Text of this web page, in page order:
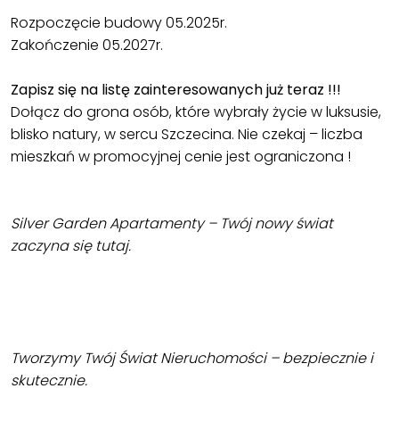
Rozpoczęcie budowy 05.2025r.
Zakończenie 05.2027r.
Zapisz się na listę zainteresowanych już teraz !!!
Dołącz do grona osób, które wybrały życie w luksusie,
blisko natury, w sercu Szczecina. Nie czekaj – liczba
mieszkań w promocyjnej cenie jest ograniczona !
Silver Garden Apartamenty – Twój nowy świat
zaczyna się tutaj.
Tworzymy Twój Świat Nieruchomości – bezpiecznie i
skutecznie.